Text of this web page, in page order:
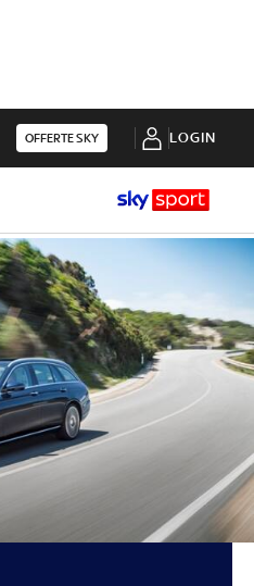
OFFERTE SKY LOGIN